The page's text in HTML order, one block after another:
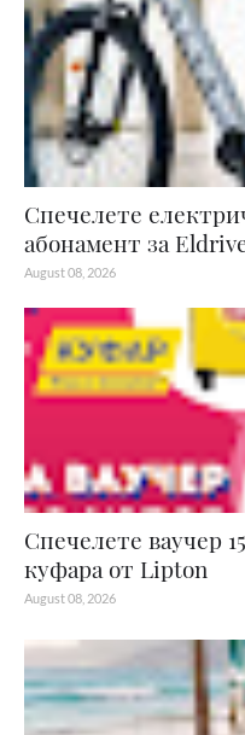
Спечелете
абонамент за
August 08, 2026
Спечелете ваучер
куфара от Lipton
August 08, 2026